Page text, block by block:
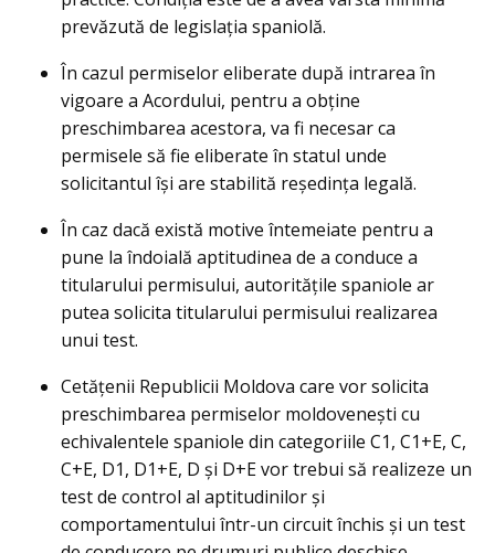
prevăzută de legislația spaniolă.
În cazul permiselor eliberate după intrarea în
vigoare a Acordului, pentru a obține
preschimbarea acestora, va fi necesar ca
permisele să fie eliberate în statul unde
solicitantul își are stabilită reședința legală.
În caz dacă există motive întemeiate pentru a
pune la îndoială aptitudinea de a conduce a
titularului permisului, autoritățile spaniole ar
putea solicita titularului permisului realizarea
unui test.
Cetățenii Republicii Moldova care vor solicita
preschimbarea permiselor moldovenești cu
echivalentele spaniole din categoriile C1, C1+E, C,
C+E, D1, D1+E, D și D+E vor trebui să realizeze un
test de control al aptitudinilor și
comportamentului într-un circuit închis și un test